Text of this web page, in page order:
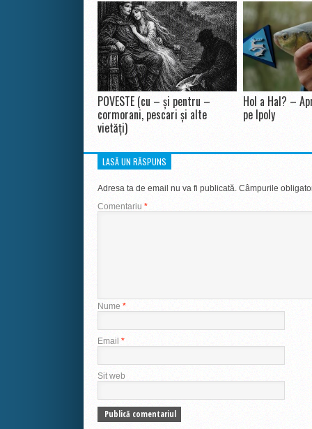
POVESTE (cu – și pentru –
cormorani, pescari și alte
vietăți)
Hol a Hal? –
pe Ipoly
LASĂ UN RĂSPUNS
Adresa ta de email nu va fi publicată. Câmpurile
Comentariu *
Nume *
Email *
Sit web